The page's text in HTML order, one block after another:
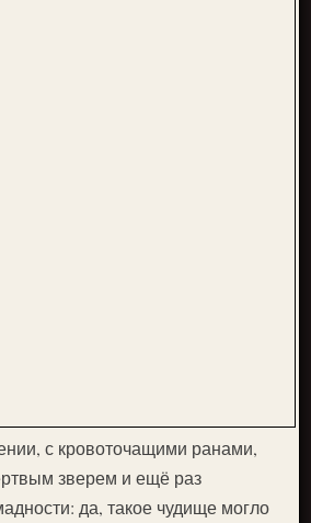
с кровоточащими ранами,
зверем и ещё раз
да, такое чудище могло